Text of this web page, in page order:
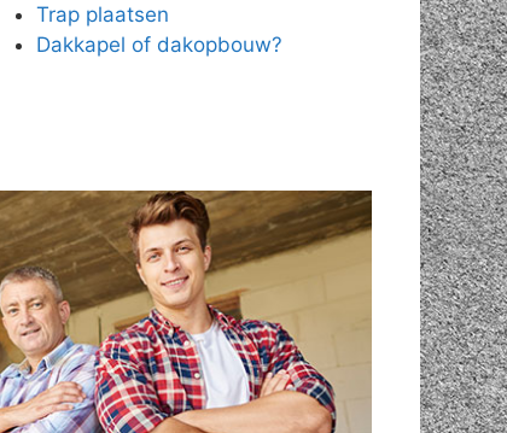
Trap plaatsen
Dakkapel of dakopbouw?